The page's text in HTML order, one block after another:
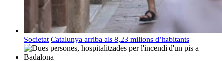
Societat Catalunya arriba als 8,23 milions d’habitants